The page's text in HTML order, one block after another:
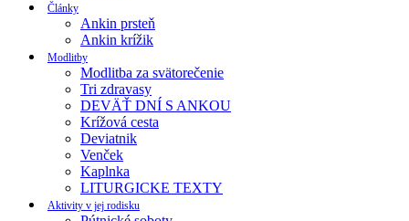
Články
Ankin prsteň
Ankin krížik
Modlitby
Modlitba za svätorečenie
Tri zdravasy
DEVÄŤ DNÍ S ANKOU
Krížová cesta
Deviatnik
Venček
Kaplnka
LITURGICKE TEXTY
Aktivity v jej rodisku